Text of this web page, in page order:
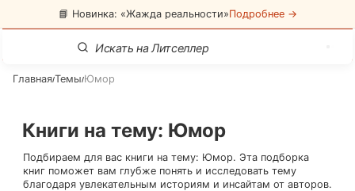
📘 Новинка: «Жажда реальности»Подробнее →
Главная/Темы/Юмор
Книги на тему: Юмор
Подбираем для вас книги на тему: Юмор. Эта подборка
книг поможет вам глубже понять и исследовать тему
благодаря увлекательным историям и инсайтам от авторов.